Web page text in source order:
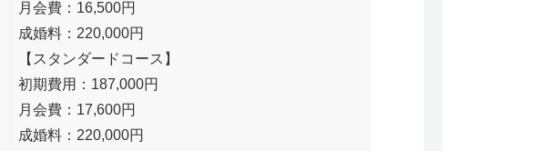
月会費：16,500円
成婚料：220,000円
【スタンダードコース】
初期費用：187,000円
月会費：17,600円
成婚料：220,000円